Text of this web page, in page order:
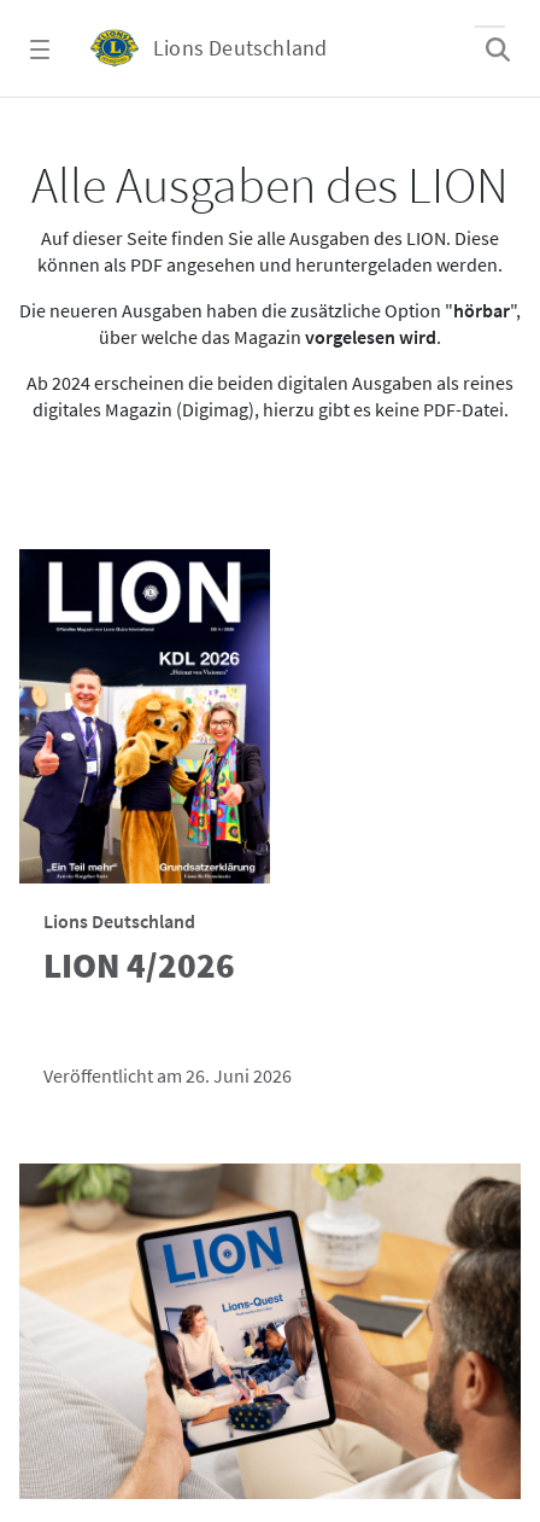
Lions Deutschland
Alle Ausgaben des LION
Auf dieser Seite finden Sie alle Ausgaben des LION. Diese
können als PDF angesehen und heruntergeladen werden.
Die neueren Ausgaben haben die zusätzliche Option "hörbar",
über welche das Magazin vorgelesen wird.
Ab 2024 erscheinen die beiden digitalen Ausgaben als reines
digitales Magazin (Digimag), hierzu gibt es keine PDF-Datei.
Lions Deutschland
LION 4/2026
Veröffentlicht am 26. Juni 2026